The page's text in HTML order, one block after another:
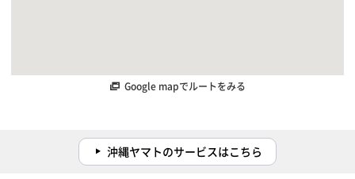
Google mapでルートをみる
沖縄ヤマトのサービスはこちら